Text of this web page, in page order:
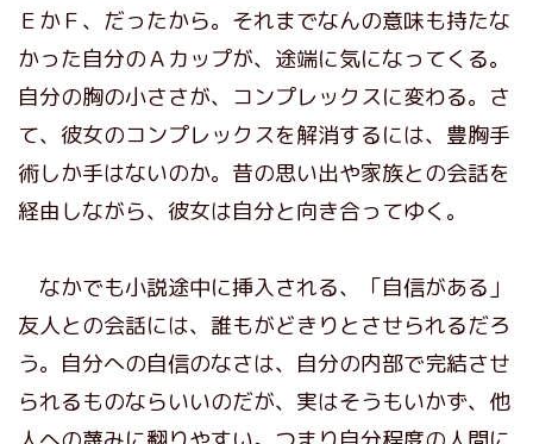
ＥかＦ、だったから。それまでなんの意味も持たな
かった自分のＡカップが、途端に気になってくる。
自分の胸の小ささが、コンプレックスに変わる。さ
て、彼女のコンプレックスを解消するには、豊胸手
術しか手はないのか。昔の思い出や家族との会話を
経由しながら、彼女は自分と向き合ってゆく。
なかでも小説途中に挿入される、「自信がある」
友人との会話には、誰もがどきりとさせられるだろ
う。自分への自信のなさは、自分の内部で完結させ
られるものならいいのだが、実はそうもいかず、他